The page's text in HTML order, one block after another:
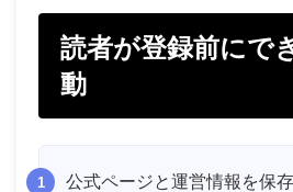
読者が登録前にで
動
公式ページと運営情報を保